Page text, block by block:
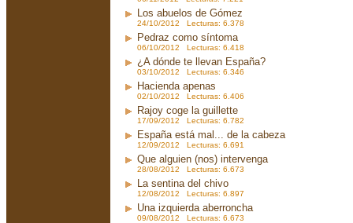
Los abuelos de Gómez
24/10/2012 Lecturas: 6.378
Pedraz como síntoma
06/10/2012 Lecturas: 6.418
¿A dónde te llevan España?
03/10/2012 Lecturas: 6.346
Hacienda apenas
02/10/2012 Lecturas: 6.406
Rajoy coge la guillette
17/09/2012 Lecturas: 6.782
España está mal... de la cabeza
12/09/2012 Lecturas: 6.691
Que alguien (nos) intervenga
28/08/2012 Lecturas: 6.673
La sentina del chivo
12/08/2012 Lecturas: 6.897
Una izquierda aberroncha
09/08/2012 Lecturas: 6.673